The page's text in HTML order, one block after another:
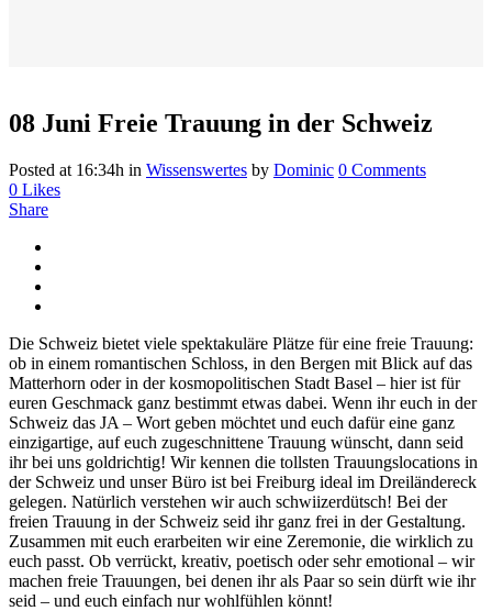
08 Juni Freie Trauung in der Schweiz
Posted at 16:34h in Wissenswertes by Dominic 0 Comments
0 Likes
Share
Die Schweiz bietet viele spektakuläre Plätze für eine freie Trauung:
ob in einem romantischen Schloss, in den Bergen mit Blick auf das
Matterhorn oder in der kosmopolitischen Stadt Basel – hier ist für
euren Geschmack ganz bestimmt etwas dabei. Wenn ihreuch in der
Schweiz das JA – Wort geben möchtet und euch dafür eine ganz
einzigartige, auf euch zugeschnittene Trauung wünscht, dann seid
ihr bei uns goldrichtig! Wir kennen die tollsten Trauungslocations in
der Schweiz und unser Büro ist bei Freiburg ideal im Dreiländereck
gelegen. Natürlich verstehen wir auch schwiizerdütsch! Bei der
freien Trauung in der Schweiz seid ihr ganz frei in der Gestaltung.
Zusammen mit euch erarbeiten wir eine Zeremonie, die wirklich zu
euch passt. Ob verrückt, kreativ, poetisch oder sehr emotional – wir
machen freie Trauungen, bei denen ihr als Paar so sein dürft wie ihr
seid – und euch einfach nur wohlfühlen könnt!